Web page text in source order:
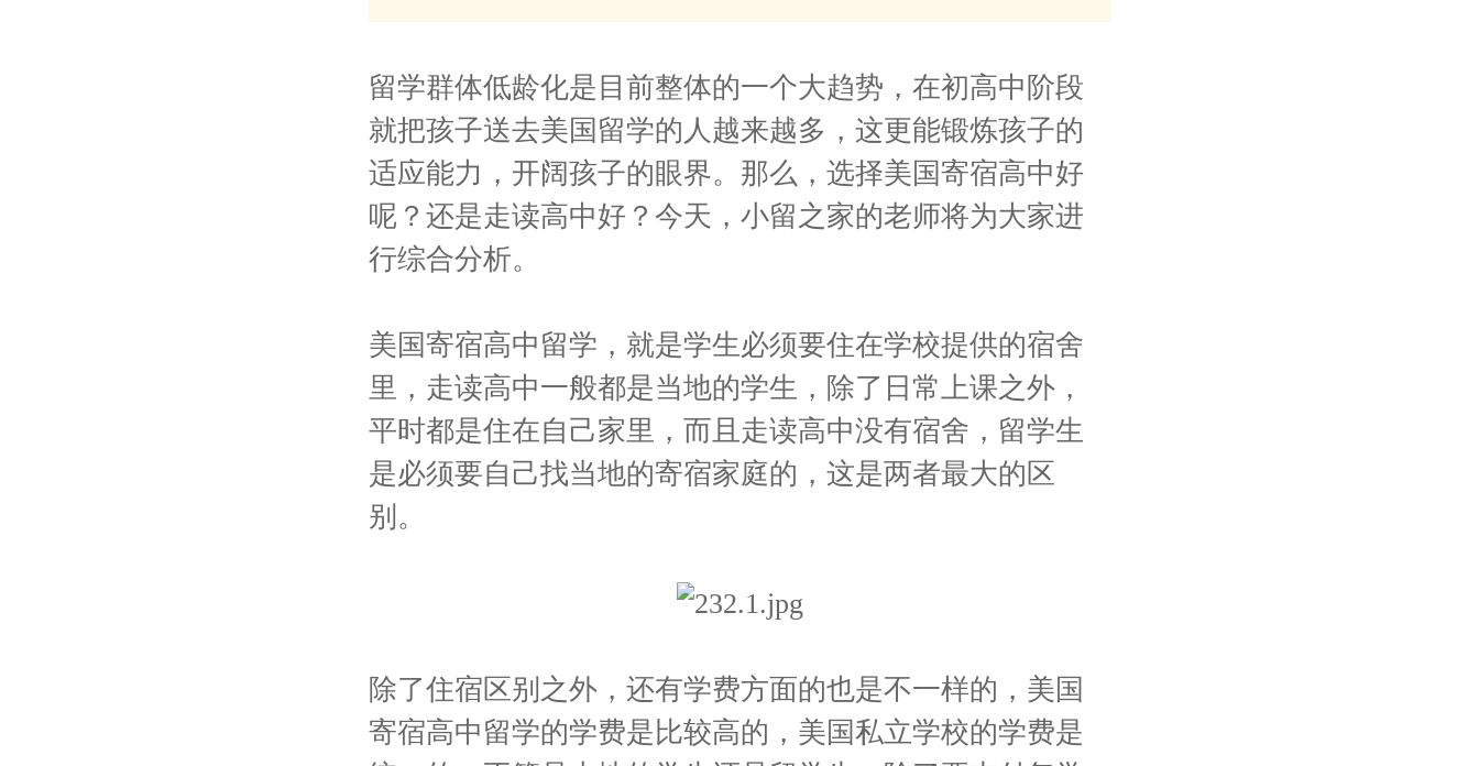
留学群体低龄化是目前整体的一个大趋势，在初高中阶段
就把孩子送去美国留学的人越来越多，这更能锻炼孩子的
适应能力，开阔孩子的眼界。那么，选择美国寄宿高中好
呢？还是走读高中好？今天，小留之家的老师将为大家进
行综合分析。
美国寄宿高中留学，就是学生必须要住在学校提供的宿舍
里，走读高中一般都是当地的学生，除了日常上课之外，
平时都是住在自己家里，而且走读高中没有宿舍，留学生
是必须要自己找当地的寄宿家庭的，这是两者最大的区
别。
除了住宿区别之外，还有学费方面的也是不一样的，美国
寄宿高中留学的学费是比较高的，美国私立学校的学费是